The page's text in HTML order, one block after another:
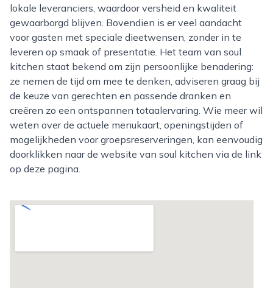
lokale leveranciers, waardoor versheid en kwaliteit
gewaarborgd blijven. Bovendien is er veel aandacht
voor gasten met speciale dieetwensen, zonder in te
leveren op smaak of presentatie. Het team van soul
kitchen staat bekend om zijn persoonlijke benadering:
ze nemen de tijd om mee te denken, adviseren graag bij
de keuze van gerechten en passende dranken en
creëren zo een ontspannen totaalervaring. Wie meer wil
weten over de actuele menukaart, openingstijden of
mogelijkheden voor groepsreserveringen, kan eenvoudig
doorklikken naar de website van soul kitchen via de link
op deze pagina.